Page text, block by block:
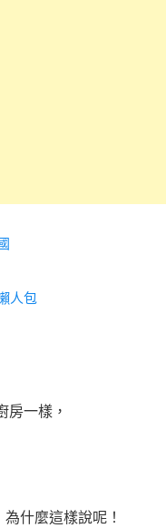
人包
一樣，
什麼這樣說呢！